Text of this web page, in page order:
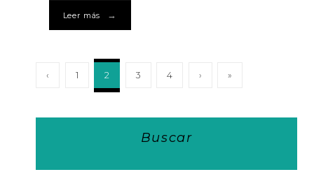
Leer más →
‹ 1 2 3 4 › »
Buscar